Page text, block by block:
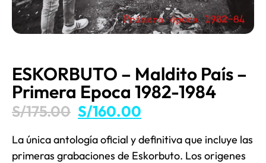
ESKORBUTO – Maldito País –
Primera Epoca 1982-1984
S/175.00 S/160.00
La única antología oficial y definitiva que incluye las
primeras grabaciones de Eskorbuto. Los origenes